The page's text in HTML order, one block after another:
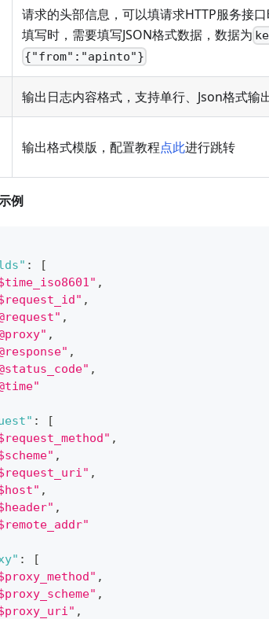
请求的头部信息，可以填请求HTTP服务接
填写时，需要填写JSON格式数据，数据为
{"from":"apinto"}
输出日志内容格式，支持单行、Json格式输
输出格式模版，配置教程点此进行跳转
例
:
[
,
,
,
,
,
,
:
[
,
,
,
,
,
:
[
,
,
,